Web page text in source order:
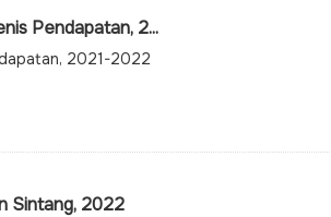
Pendapatan, 2...
2021-2022
Sintang, 2022